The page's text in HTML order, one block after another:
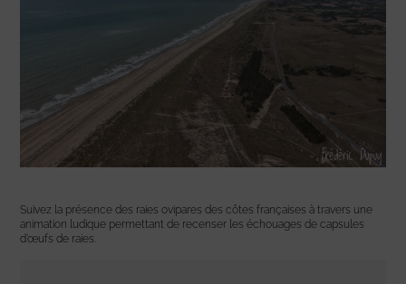
Suivez la présence des raies ovipares des côtes françaises à travers une
animation ludique permettant de recenser les échouages de capsules
d’œufs de raies.